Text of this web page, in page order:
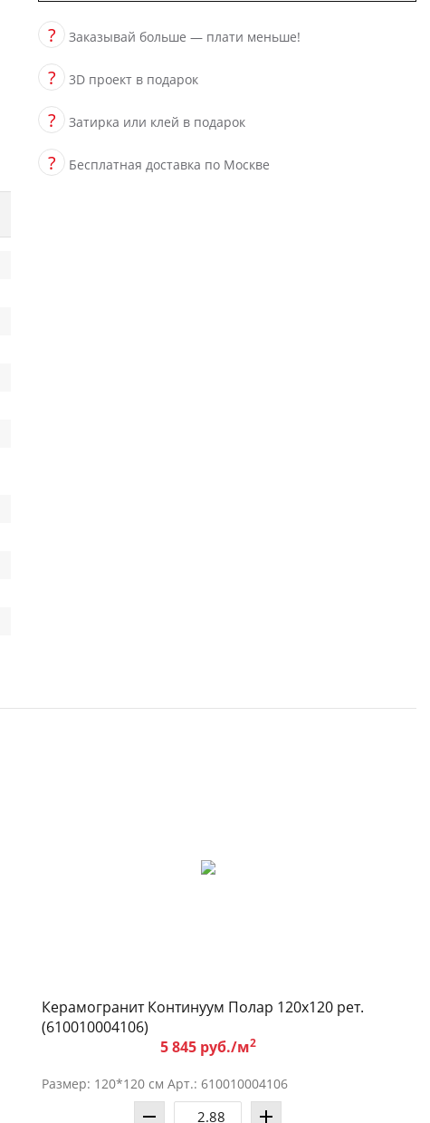
? Заказывай больше — плати меньше!
? 3D проект в подарок
? Затирка или клей в подарок
? Бесплатная доставка по Москве
Керамогранит Континуум Полар 120x120 рет.
(610010004106)
5 845 руб./м2
Размер: 120*120 см Арт.: 610010004106